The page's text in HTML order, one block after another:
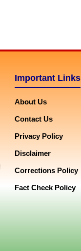
Important Links
About Us
Contact Us
Privacy Policy
Disclaimer
Corrections Policy
Fact Check Policy